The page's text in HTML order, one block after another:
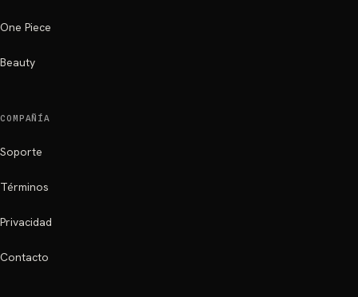
One Piece
Beauty
COMPAÑÍA
Soporte
Términos
Privacidad
Contacto